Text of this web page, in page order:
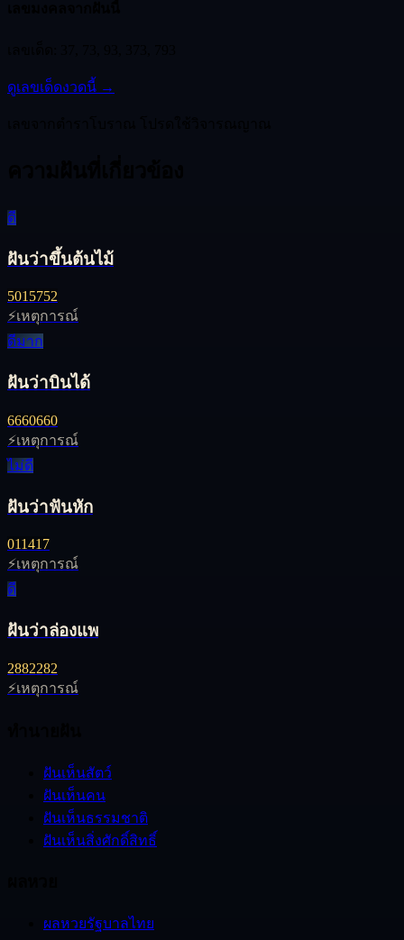
ดูเลขเด็ดงวดนี้ →
ดี
ฝันว่าขึ้นต้นไม้
5015752
⚡เหตุการณ์
ดีมาก
ฝันว่าบินได้
6660660
⚡เหตุการณ์
ไม่ดี
ฝันว่าฟันหัก
011417
⚡เหตุการณ์
ดี
ฝันว่าล่องแพ
2882282
⚡เหตุการณ์
ฝันเห็นสัตว์
ฝันเห็นคน
ฝันเห็นธรรมชาติ
ฝันเห็นสิ่งศักดิ์สิทธิ์
ผลหวยรัฐบาลไทย